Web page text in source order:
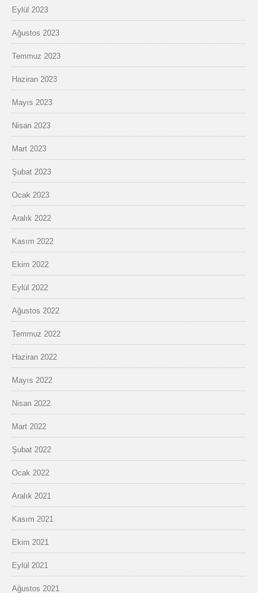
Eylül 2023
Ağustos 2023
Temmuz 2023
Haziran 2023
Mayıs 2023
Nisan 2023
Mart 2023
Şubat 2023
Ocak 2023
Aralık 2022
Kasım 2022
Ekim 2022
Eylül 2022
Ağustos 2022
Temmuz 2022
Haziran 2022
Mayıs 2022
Nisan 2022
Mart 2022
Şubat 2022
Ocak 2022
Aralık 2021
Kasım 2021
Ekim 2021
Eylül 2021
Ağustos 2021